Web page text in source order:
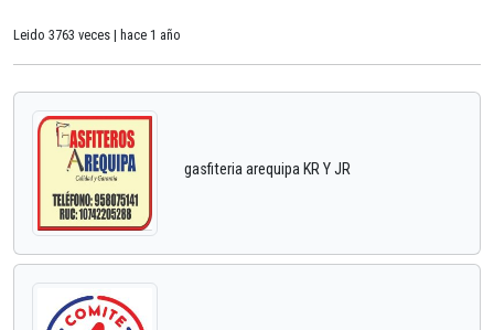
Leido 3763 veces | hace 1 año
gasfiteria arequipa KR Y JR